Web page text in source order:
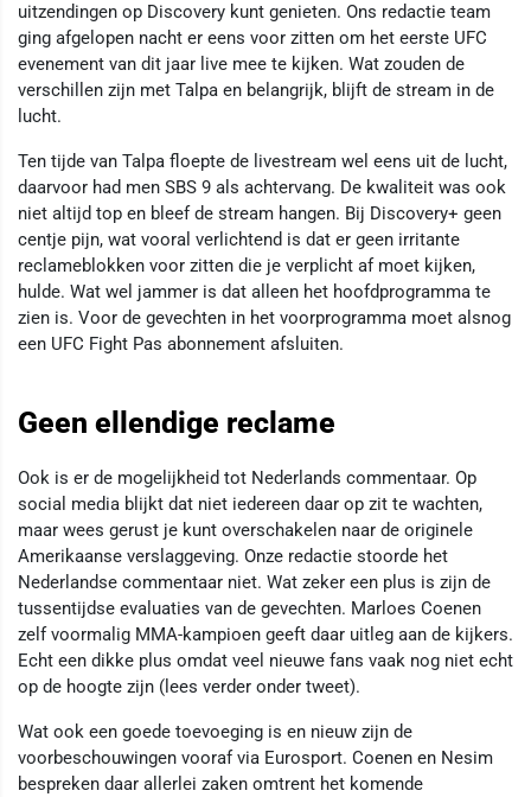
uitzendingen op Discovery kunt genieten. Ons redactie team
ging afgelopen nacht er eens voor zitten om het eerste UFC
evenement van dit jaar live mee te kijken. Wat zouden de
verschillen zijn met Talpa en belangrijk, blijft de stream in de
lucht.
Ten tijde van Talpa floepte de livestream wel eens uit de lucht,
daarvoor had men SBS 9 als achtervang. De kwaliteit was ook
niet altijd top en bleef de stream hangen. Bij Discovery+ geen
centje pijn, wat vooral verlichtend is dat er geen irritante
reclameblokken voor zitten die je verplicht af moet kijken,
hulde. Wat wel jammer is dat alleen het hoofdprogramma te
zien is. Voor de gevechten in het voorprogramma moet alsnog
een UFC Fight Pas abonnement afsluiten.
Geen ellendige reclame
Ook is er de mogelijkheid tot Nederlands commentaar. Op
social media blijkt dat niet iedereen daar op zit te wachten,
maar wees gerust je kunt overschakelen naar de originele
Amerikaanse verslaggeving. Onze redactie stoorde het
Nederlandse commentaar niet. Wat zeker een plus is zijn de
tussentijdse evaluaties van de gevechten. Marloes Coenen
zelf voormalig MMA-kampioen geeft daar uitleg aan de kijkers.
Echt een dikke plus omdat veel nieuwe fans vaak nog niet echt
op de hoogte zijn (lees verder onder tweet).
Wat ook een goede toevoeging is en nieuw zijn de
voorbeschouwingen vooraf via Eurosport. Coenen en Nesim
bespreken daar allerlei zaken omtrent het komende